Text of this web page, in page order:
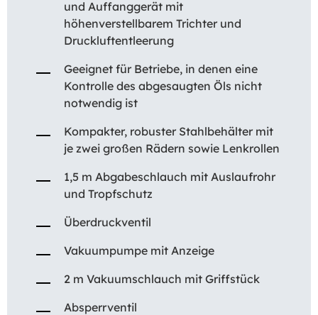
und Auffanggerät mit
höhenverstellbarem Trichter und
Druckluftentleerung
Geeignet für Betriebe, in denen eine
Kontrolle des abgesaugten Öls nicht
notwendig ist
Kompakter, robuster Stahlbehälter mit
je zwei großen Rädern sowie Lenkrollen
1,5 m Abgabeschlauch mit Auslaufrohr
und Tropfschutz
Überdruckventil
Vakuumpumpe mit Anzeige
2 m Vakuumschlauch mit Griffstück
Absperrventil